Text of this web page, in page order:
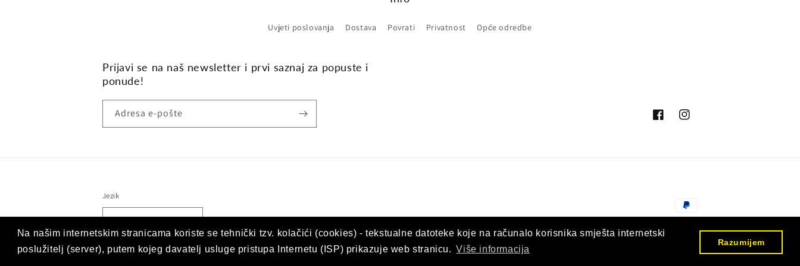
Na našim internetskim stranicama koriste se tehnički tzv. kolačići (cookies) - tekstualne datoteke koje na računalo korisnika smješta internetski
poslužitelj (server), putem kojeg davatelj usluge pristupa Internetu (ISP) prikazuje web stranicu. Više informacija
Razumijem
Uvjeti poslovanja Dostava Povrati Privatnost Opće odredbe
Prijavi se na naš newsletter i prvi saznaj za popuste i
ponude!
Adresa e-pošte
FacebookInstagram
Jezik
Hrvatski (hrvatska)
Načini
Nargila Shop Hrvatska